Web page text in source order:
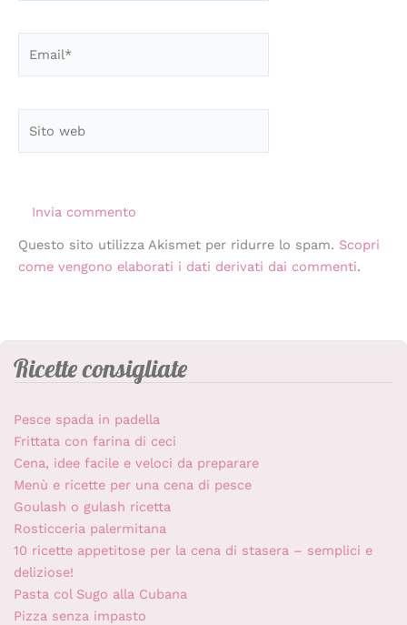
web
Questo sito utilizza Akismet per ridurre lo spam. Scopri
come vengono elaborati i dati derivati dai commenti.
Ricette consigliate
Pesce spada in padella
Frittata con farina di ceci
Cena, idee facile e veloci da preparare
Menù e ricette per una cena di pesce
Goulash o gulash ricetta
Rosticceria palermitana
10 ricette appetitose per la cena di stasera – semplici e
deliziose!
Pasta col Sugo alla Cubana
Pizza senza impasto